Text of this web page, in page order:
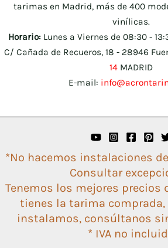
tarimas en Madrid, más de 400
vinílicas.
Horario: Lunes a Viernes de 08:30 -
C/ Cañada de Recueros, 18 - 28946
14 MADRID
E-mail:
*No hacemos instalaciones
Consultar
Tenemos los mejores precios
tienes la tarima
instalamos, consúltanos
* IVA no